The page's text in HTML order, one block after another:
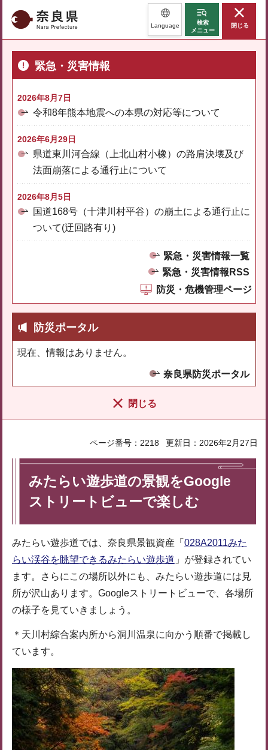
奈良県 Language
検索
メニュー
閉じる
緊急・災害情報
2026年8月7日
令和8年熊本地震への本県の対応等について
2026年6月29日
県道東川河合線（上北山村小橡）の路肩決壊及び
法面崩落による通行止について
2026年8月5日
国道168号（十津川村平谷）の崩土による通行止に
ついて(迂回路有り)
緊急・災害情報一覧
緊急・災害情報RSS
防災・危機管理ページ
防災ポータル
現在、情報はありません。
奈良県防災ポータル
閉じる
ページ番号：2218 更新日：2026年2月27日
みたらい遊歩道の景観をGoogle
ストリートビューで楽しむ
みたらい遊歩道では、奈良県景観資産「 028A2011みた
らい渓谷を眺望できるみたらい遊歩道 」が登録されてい
ます。さらにこの場所以外にも、みたらい遊歩道には見
所が沢山あります。Googleストリートビューで、各場所
の様子を見ていきましょう。
＊天川村綜合案内所から洞川温泉に向かう順番で掲載し
ています。